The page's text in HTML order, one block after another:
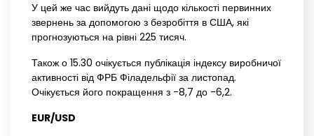
У цей же час вийдуть дані щодо кількості первинних
звернень за допомогою з безробіття в США, які
прогнозуються на рівні 225 тисяч.
Також о 15.30 очікується публікація індексу виробничої
активності від ФРБ Філадельфії за листопад.
Очікується його покращення з -8,7 до -6,2.
EUR/USD